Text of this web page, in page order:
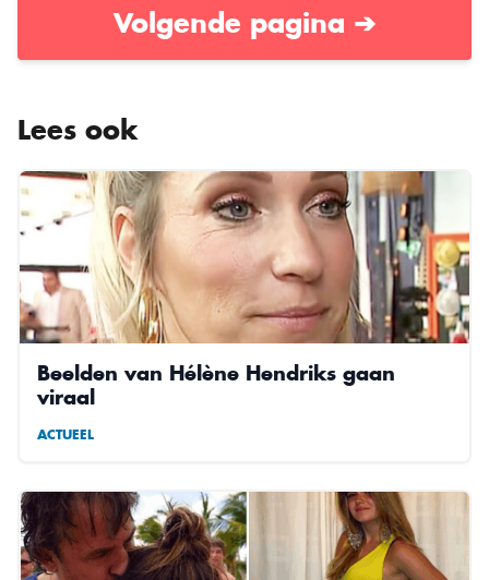
Volgende pagina ➔
Lees ook
Beelden van Hélène Hendriks gaan
viraal
ACTUEEL